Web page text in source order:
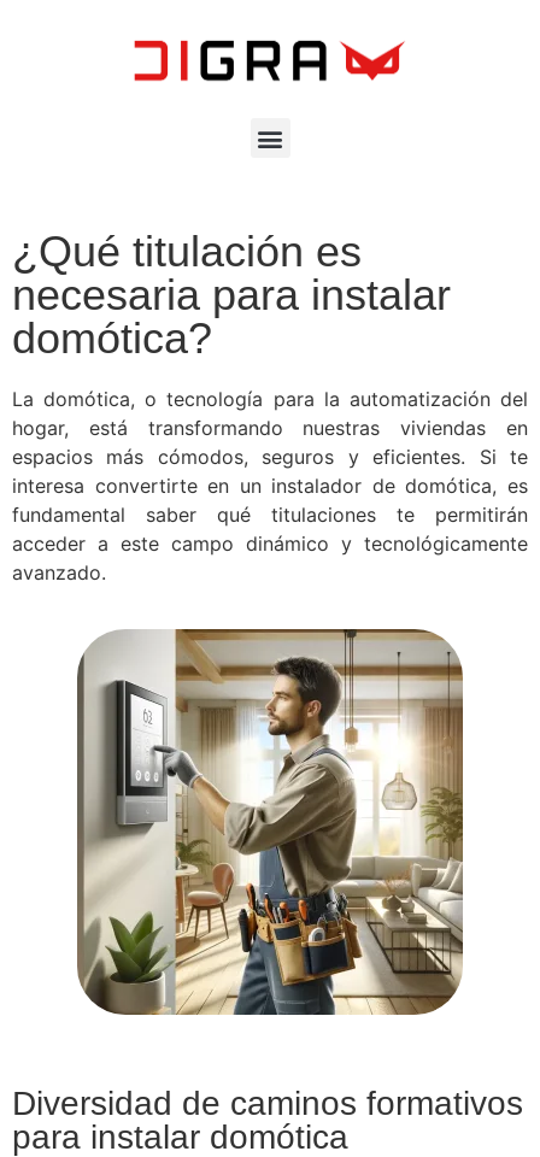
¿Qué titulación es
necesaria para instalar
domótica?
La domótica, o tecnología para la automatización del
hogar, está transformando nuestras viviendas en
espacios más cómodos, seguros y eficientes. Si te
interesa convertirte en un instalador de domótica, es
fundamental saber qué titulaciones te permitirán
acceder a este campo dinámico y tecnológicamente
avanzado.
Diversidad de caminos formativos
para instalar domótica